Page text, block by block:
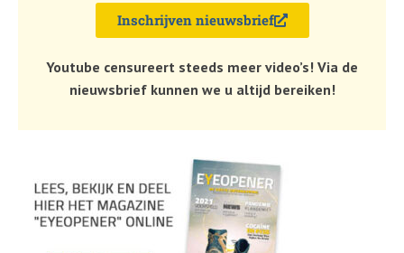
Inschrijven nieuwsbrief
Youtube censureert steeds meer video’s! Via de
nieuwsbrief kunnen we u altijd bereiken!